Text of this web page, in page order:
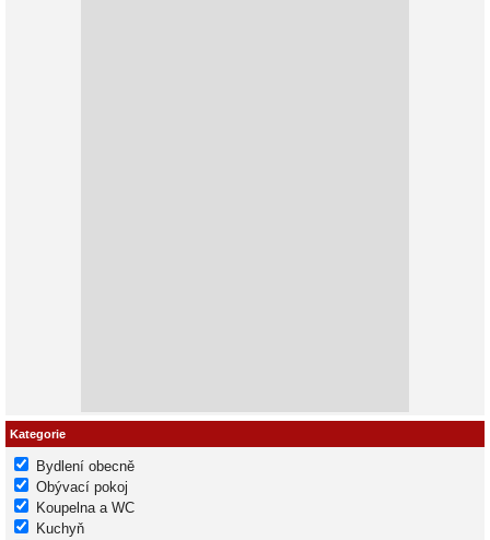
Kategorie
Bydlení obecně
Obývací pokoj
Koupelna a WC
Kuchyň